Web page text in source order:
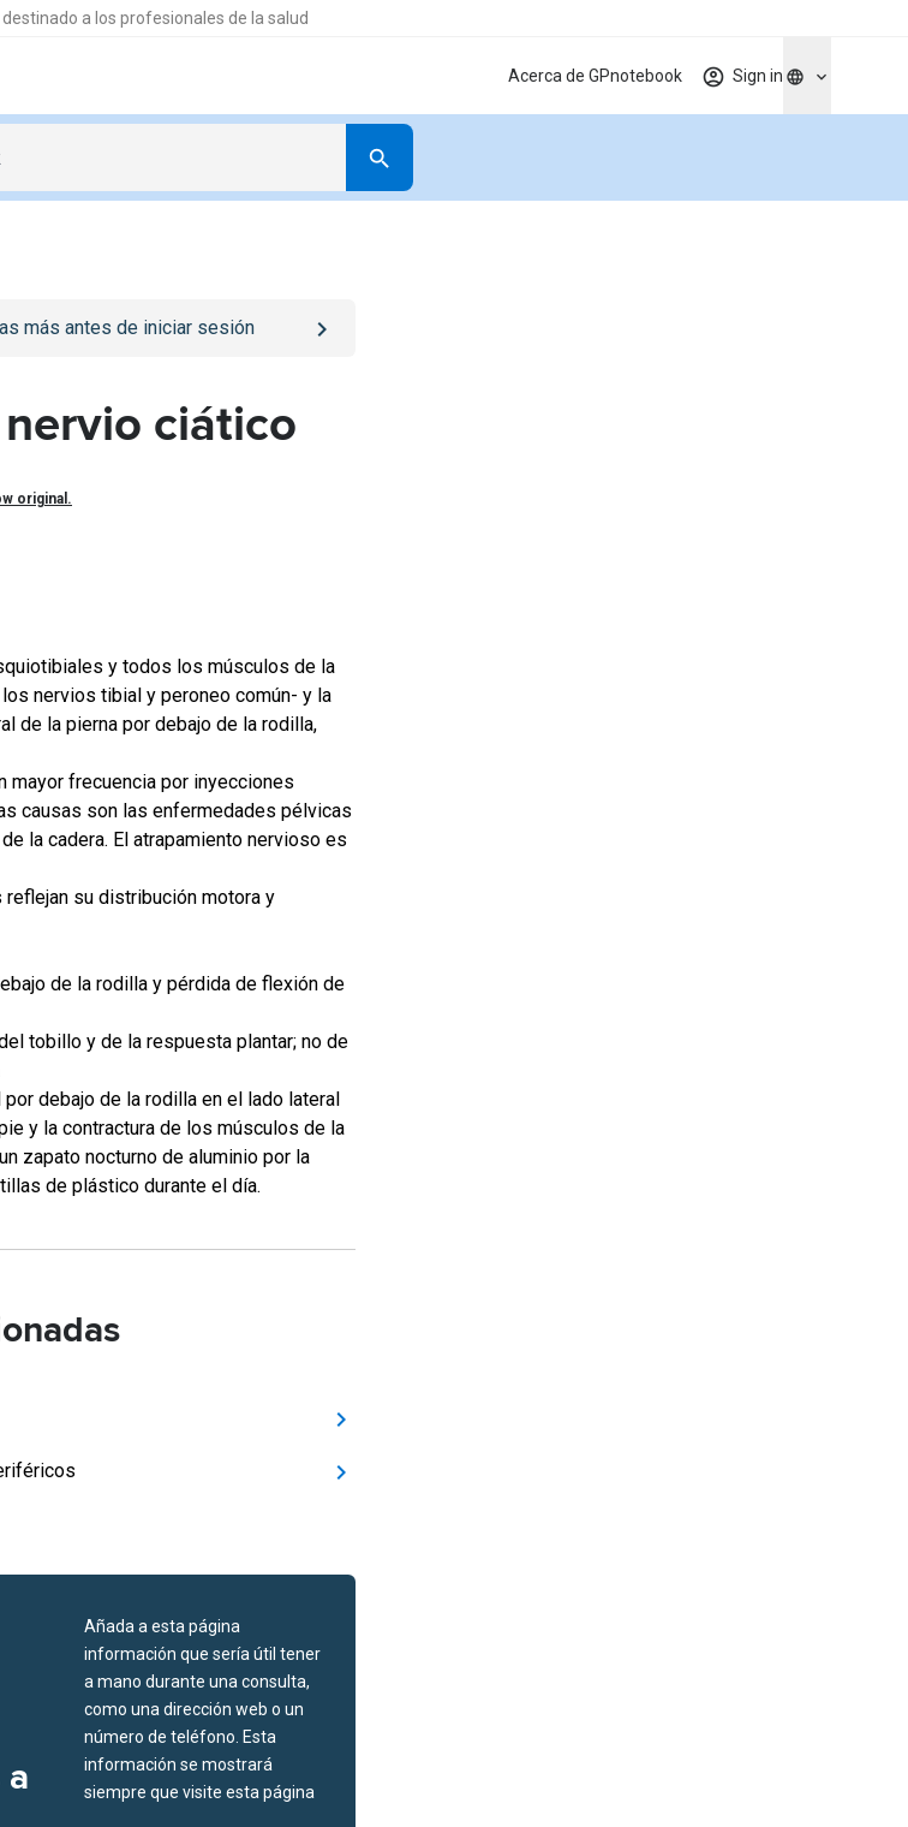
a los profesionales de la salud
Acerca de GPnotebook Sign in
más antes de iniciar sesión
ciático
original.
y todos los músculos de la
nervios tibial y peroneo común- y la
de la pierna por debajo de la rodilla,
mayor frecuencia por inyecciones
causas son las enfermedades pélvicas
la cadera. El atrapamiento nervioso es
su distribución motora y
de la rodilla y pérdida de flexión de
tobillo y de la respuesta plantar; no de
debajo de la rodilla en el lado lateral
y la contractura de los músculos de la
zapato nocturno de aluminio por la
de plástico durante el día.
Añada a esta página
información que sería útil tener
a mano durante una consulta,
como una dirección web o un
número de teléfono. Esta
información se mostrará
siempre que visite esta página